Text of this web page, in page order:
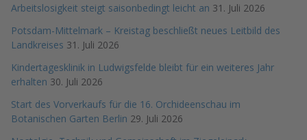
Arbeitslosigkeit steigt saisonbedingt leicht an 31. Juli 2026
Potsdam-Mittelmark – Kreistag beschließt neues Leitbild des
Landkreises 31. Juli 2026
Kindertagesklinik in Ludwigsfelde bleibt für ein weiteres Jahr
erhalten 30. Juli 2026
Start des Vorverkaufs für die 16. Orchideenschau im
Botanischen Garten Berlin 29. Juli 2026